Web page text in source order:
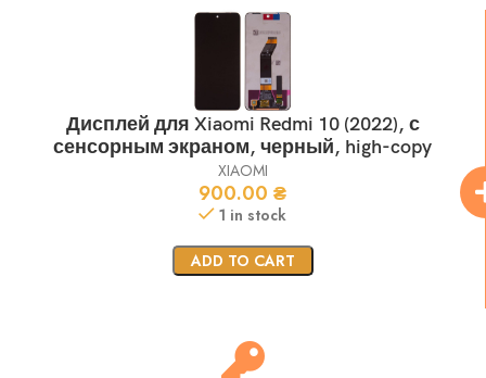
Дисплей для Xiaomi Redmi 10 (2022), с
сенсорным экраном, черный, high-copy
XIAOMI
900.00 ₴
1 in stock
ADD TO CART